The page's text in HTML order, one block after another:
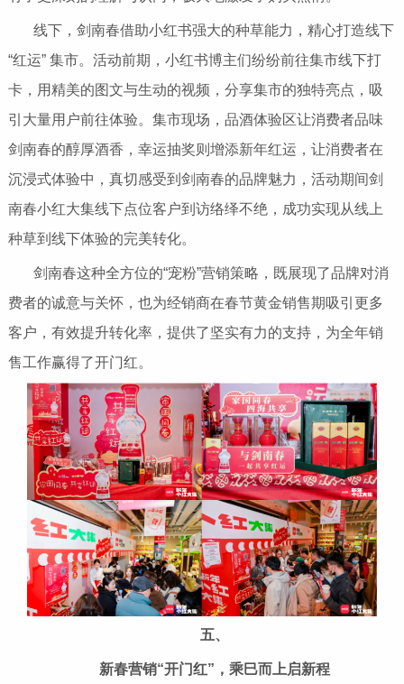
线下，剑南春借助小红书强大的种草能力，精心打造线下
“红运” 集市。活动前期，小红书博主们纷纷前往集市线下打
卡，用精美的图文与生动的视频，分享集市的独特亮点，吸
引大量用户前往体验。集市现场，品酒体验区让消费者品味
剑南春的醇厚酒香，幸运抽奖则增添新年红运，让消费者在
沉浸式体验中，真切感受到剑南春的品牌魅力，活动期间剑
南春小红大集线下点位客户到访络绎不绝，成功实现从线上
种草到线下体验的完美转化。
剑南春这种全方位的“宠粉”营销策略，既展现了品牌对消
费者的诚意与关怀，也为经销商在春节黄金销售期吸引更多
客户，有效提升转化率，提供了坚实有力的支持，为全年销
售工作赢得了开门红。
五、
新春营销“开门红”，乘巳而上启新程